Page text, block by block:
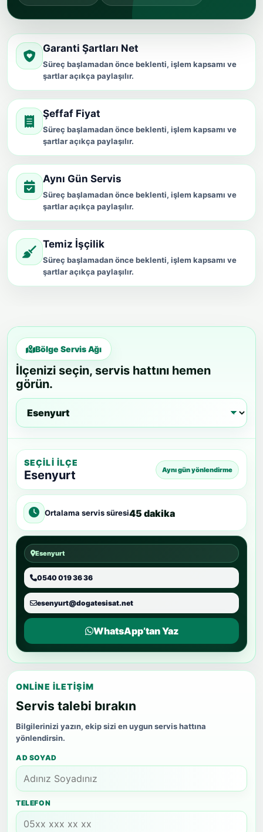
Garanti Şartları Net
Süreç başlamadan önce beklenti, işlem kapsamı ve
şartlar açıkça paylaşılır.
Şeffaf Fiyat
Süreç başlamadan önce beklenti, işlem kapsamı ve
şartlar açıkça paylaşılır.
Aynı Gün Servis
Süreç başlamadan önce beklenti, işlem kapsamı ve
şartlar açıkça paylaşılır.
Temiz İşçilik
Süreç başlamadan önce beklenti, işlem kapsamı ve
şartlar açıkça paylaşılır.
Bölge Servis Ağı
İlçenizi seçin, servis hattını hemen
görün.
SEÇILI İLÇE
Esenyurt Aynı gün yönlendirme
Ortalama servis süresi45 dakika
Esenyurt
0540 019 36 36
esenyurt@dogatesisat.net
WhatsApp’tan Yaz
ONLINE İLETIŞIM
Servis talebi bırakın
Bilgilerinizi yazın, ekip sizi en uygun servis hattına
yönlendirsin.
AD SOYAD
TELEFON